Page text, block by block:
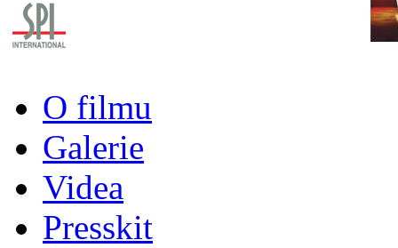
O filmu
Galerie
Videa
Presskit